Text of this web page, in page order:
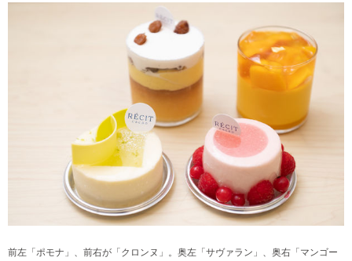
前左「ポモナ」、前右が「クロンヌ」。奥左「サヴァラン」、奥右「マンゴー